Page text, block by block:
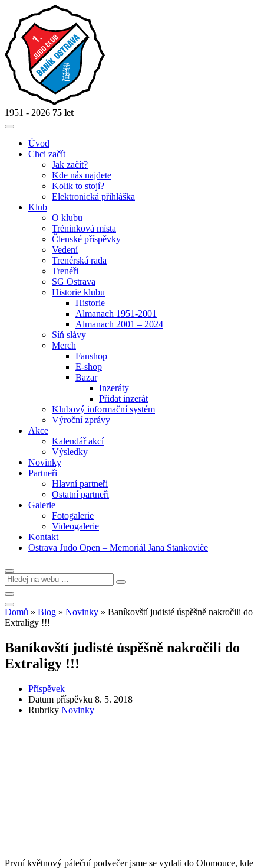
1951 - 2026 75 let
Úvod
Chci začít
Jak začít?
Kde nás najdete
Kolik to stojí?
Elektronická přihláška
Klub
O klubu
Tréninková místa
Členské příspěvky
Vedení
Trenérská rada
Trenéři
SG Ostrava
Historie klubu
Historie
Almanach 1951-2001
Almanach 2001 – 2024
Síň slávy
Merch
Fanshop
E-shop
Bazar
Inzeráty
Přidat inzerát
Klubový informační systém
Výroční zprávy
Akce
Kalendář akcí
Výsledky
Novinky
Partneři
Hlavní partneři
Ostatní partneři
Galerie
Fotogalerie
Videogalerie
Kontakt
Ostrava Judo Open – Memoriál Jana Stankoviče
Domů » Blog » Novinky » Baníkovští judisté úspěšně nakročili do
Extraligy !!!
Baníkovští judisté úspěšně nakročili do
Extraligy !!!
Příspěvek
Datum příspěvku 8. 5. 2018
Rubriky Novinky
První květnový páteční podvečer jsme se vydali do Olomouce, kde